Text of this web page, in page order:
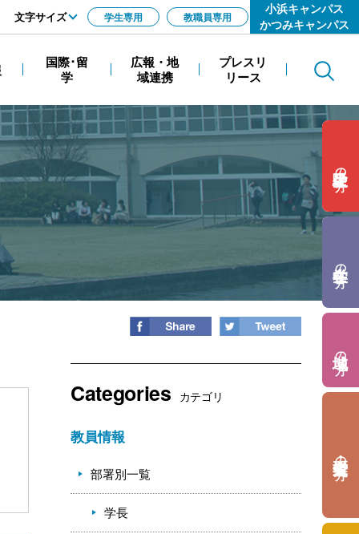
Search
国際･留
学
広報・地
域連携
プレスリ
リース
小浜キャンパス
かつみキャンパス
の方
の方
の方
の方
文字サイズ
拡大
学生専用 教職員専用
Categories カテゴリ
教員情報
部署別一覧
学長